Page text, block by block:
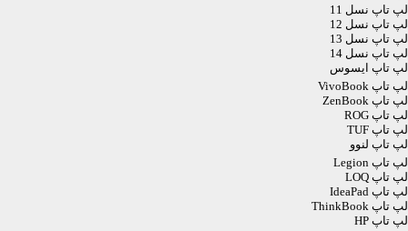
لپ تاپ نسل 11
لپ تاپ نسل 12
لپ تاپ نسل 13
لپ تاپ نسل 14
لپ تاپ ایسوس
لپ تاپ VivoBook
لپ تاپ ZenBook
لپ تاپ ROG
لپ تاپ TUF
لپ تاپ لنوو
لپ تاپ Legion
لپ تاپ LOQ
لپ تاپ IdeaPad
لپ تاپ ThinkBook
لپ تاپ HP